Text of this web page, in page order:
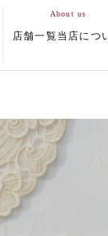
店舗一覧 当店につ